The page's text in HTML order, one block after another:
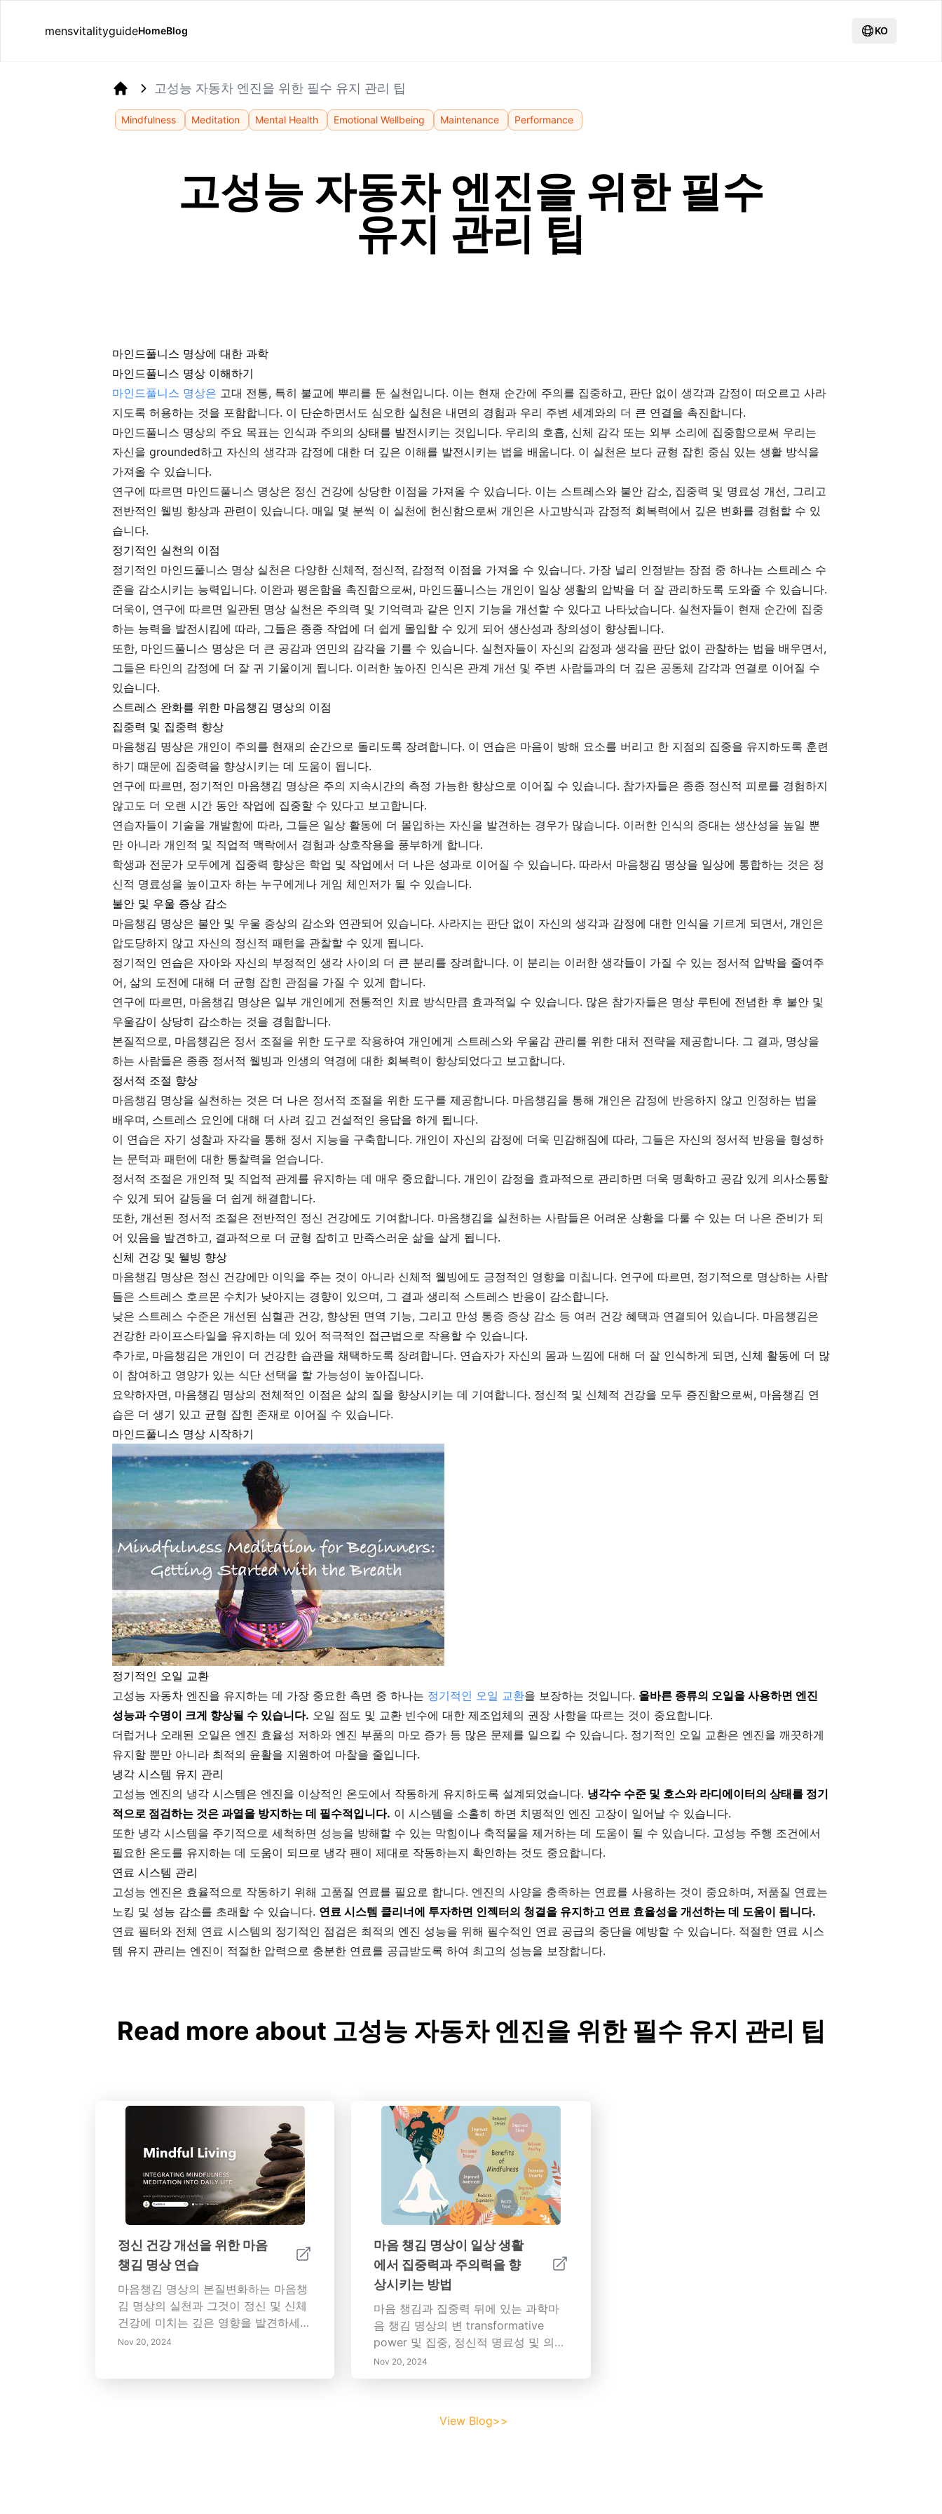
mensvitalityguideHomeBlog KO
고성능 자동차 엔진을 위한 필수 유지 관리 팁
Mindfulness Meditation Mental Health Emotional Wellbeing Maintenance Performance
고성능 자동차 엔진을 위한 필수
유지 관리 팁
마인드풀니스 명상에 대한 과학
마인드풀니스 명상 이해하기
마인드풀니스 명상은 고대 전통, 특히 불교에 뿌리를 둔 실천입니다. 이는 현재 순간에 주의를 집중하고, 판단 없이 생각과 감정이 떠오르고 사라
지도록 허용하는 것을 포함합니다. 이 단순하면서도 심오한 실천은 내면의 경험과 우리 주변 세계와의 더 큰 연결을 촉진합니다.
마인드풀니스 명상의 주요 목표는 인식과 주의의 상태를 발전시키는 것입니다. 우리의 호흡, 신체 감각 또는 외부 소리에 집중함으로써 우리는
자신을 grounded하고 자신의 생각과 감정에 대한 더 깊은 이해를 발전시키는 법을 배웁니다. 이 실천은 보다 균형 잡힌 중심 있는 생활 방식을
가져올 수 있습니다.
연구에 따르면 마인드풀니스 명상은 정신 건강에 상당한 이점을 가져올 수 있습니다. 이는 스트레스와 불안 감소, 집중력 및 명료성 개선, 그리고
전반적인 웰빙 향상과 관련이 있습니다. 매일 몇 분씩 이 실천에 헌신함으로써 개인은 사고방식과 감정적 회복력에서 깊은 변화를 경험할 수 있
습니다.
정기적인 실천의 이점
정기적인 마인드풀니스 명상 실천은 다양한 신체적, 정신적, 감정적 이점을 가져올 수 있습니다. 가장 널리 인정받는 장점 중 하나는 스트레스 수
준을 감소시키는 능력입니다. 이완과 평온함을 촉진함으로써, 마인드풀니스는 개인이 일상 생활의 압박을 더 잘 관리하도록 도와줄 수 있습니다.
더욱이, 연구에 따르면 일관된 명상 실천은 주의력 및 기억력과 같은 인지 기능을 개선할 수 있다고 나타났습니다. 실천자들이 현재 순간에 집중
하는 능력을 발전시킴에 따라, 그들은 종종 작업에 더 쉽게 몰입할 수 있게 되어 생산성과 창의성이 향상됩니다.
또한, 마인드풀니스 명상은 더 큰 공감과 연민의 감각을 기를 수 있습니다. 실천자들이 자신의 감정과 생각을 판단 없이 관찰하는 법을 배우면서,
그들은 타인의 감정에 더 잘 귀 기울이게 됩니다. 이러한 높아진 인식은 관계 개선 및 주변 사람들과의 더 깊은 공동체 감각과 연결로 이어질 수
있습니다.
스트레스 완화를 위한 마음챙김 명상의 이점
집중력 및 집중력 향상
마음챙김 명상은 개인이 주의를 현재의 순간으로 돌리도록 장려합니다. 이 연습은 마음이 방해 요소를 버리고 한 지점의 집중을 유지하도록 훈련
하기 때문에 집중력을 향상시키는 데 도움이 됩니다.
연구에 따르면, 정기적인 마음챙김 명상은 주의 지속시간의 측정 가능한 향상으로 이어질 수 있습니다. 참가자들은 종종 정신적 피로를 경험하지
않고도 더 오랜 시간 동안 작업에 집중할 수 있다고 보고합니다.
연습자들이 기술을 개발함에 따라, 그들은 일상 활동에 더 몰입하는 자신을 발견하는 경우가 많습니다. 이러한 인식의 증대는 생산성을 높일 뿐
만 아니라 개인적 및 직업적 맥락에서 경험과 상호작용을 풍부하게 합니다.
학생과 전문가 모두에게 집중력 향상은 학업 및 작업에서 더 나은 성과로 이어질 수 있습니다. 따라서 마음챙김 명상을 일상에 통합하는 것은 정
신적 명료성을 높이고자 하는 누구에게나 게임 체인저가 될 수 있습니다.
불안 및 우울 증상 감소
마음챙김 명상은 불안 및 우울 증상의 감소와 연관되어 있습니다. 사라지는 판단 없이 자신의 생각과 감정에 대한 인식을 기르게 되면서, 개인은
압도당하지 않고 자신의 정신적 패턴을 관찰할 수 있게 됩니다.
정기적인 연습은 자아와 자신의 부정적인 생각 사이의 더 큰 분리를 장려합니다. 이 분리는 이러한 생각들이 가질 수 있는 정서적 압박을 줄여주
어, 삶의 도전에 대해 더 균형 잡힌 관점을 가질 수 있게 합니다.
연구에 따르면, 마음챙김 명상은 일부 개인에게 전통적인 치료 방식만큼 효과적일 수 있습니다. 많은 참가자들은 명상 루틴에 전념한 후 불안 및
우울감이 상당히 감소하는 것을 경험합니다.
본질적으로, 마음챙김은 정서 조절을 위한 도구로 작용하여 개인에게 스트레스와 우울감 관리를 위한 대처 전략을 제공합니다. 그 결과, 명상을
하는 사람들은 종종 정서적 웰빙과 인생의 역경에 대한 회복력이 향상되었다고 보고합니다.
정서적 조절 향상
마음챙김 명상을 실천하는 것은 더 나은 정서적 조절을 위한 도구를 제공합니다. 마음챙김을 통해 개인은 감정에 반응하지 않고 인정하는 법을
배우며, 스트레스 요인에 대해 더 사려 깊고 건설적인 응답을 하게 됩니다.
이 연습은 자기 성찰과 자각을 통해 정서 지능을 구축합니다. 개인이 자신의 감정에 더욱 민감해짐에 따라, 그들은 자신의 정서적 반응을 형성하
는 문턱과 패턴에 대한 통찰력을 얻습니다.
정서적 조절은 개인적 및 직업적 관계를 유지하는 데 매우 중요합니다. 개인이 감정을 효과적으로 관리하면 더욱 명확하고 공감 있게 의사소통할
수 있게 되어 갈등을 더 쉽게 해결합니다.
또한, 개선된 정서적 조절은 전반적인 정신 건강에도 기여합니다. 마음챙김을 실천하는 사람들은 어려운 상황을 다룰 수 있는 더 나은 준비가 되
어 있음을 발견하고, 결과적으로 더 균형 잡히고 만족스러운 삶을 살게 됩니다.
신체 건강 및 웰빙 향상
마음챙김 명상은 정신 건강에만 이익을 주는 것이 아니라 신체적 웰빙에도 긍정적인 영향을 미칩니다. 연구에 따르면, 정기적으로 명상하는 사람
들은 스트레스 호르몬 수치가 낮아지는 경향이 있으며, 그 결과 생리적 스트레스 반응이 감소합니다.
낮은 스트레스 수준은 개선된 심혈관 건강, 향상된 면역 기능, 그리고 만성 통증 증상 감소 등 여러 건강 혜택과 연결되어 있습니다. 마음챙김은
건강한 라이프스타일을 유지하는 데 있어 적극적인 접근법으로 작용할 수 있습니다.
추가로, 마음챙김은 개인이 더 건강한 습관을 채택하도록 장려합니다. 연습자가 자신의 몸과 느낌에 대해 더 잘 인식하게 되면, 신체 활동에 더 많
이 참여하고 영양가 있는 식단 선택을 할 가능성이 높아집니다.
요약하자면, 마음챙김 명상의 전체적인 이점은 삶의 질을 향상시키는 데 기여합니다. 정신적 및 신체적 건강을 모두 증진함으로써, 마음챙김 연
습은 더 생기 있고 균형 잡힌 존재로 이어질 수 있습니다.
마인드풀니스 명상 시작하기
정기적인 오일 교환
고성능 자동차 엔진을 유지하는 데 가장 중요한 측면 중 하나는 정기적인 오일 교환을 보장하는 것입니다. 올바른 종류의 오일을 사용하면 엔진
성능과 수명이 크게 향상될 수 있습니다. 오일 점도 및 교환 빈수에 대한 제조업체의 권장 사항을 따르는 것이 중요합니다.
더럽거나 오래된 오일은 엔진 효율성 저하와 엔진 부품의 마모 증가 등 많은 문제를 일으킬 수 있습니다. 정기적인 오일 교환은 엔진을 깨끗하게
유지할 뿐만 아니라 최적의 윤활을 지원하여 마찰을 줄입니다.
냉각 시스템 유지 관리
고성능 엔진의 냉각 시스템은 엔진을 이상적인 온도에서 작동하게 유지하도록 설계되었습니다. 냉각수 수준 및 호스와 라디에이터의 상태를 정기
적으로 점검하는 것은 과열을 방지하는 데 필수적입니다. 이 시스템을 소홀히 하면 치명적인 엔진 고장이 일어날 수 있습니다.
또한 냉각 시스템을 주기적으로 세척하면 성능을 방해할 수 있는 막힘이나 축적물을 제거하는 데 도움이 될 수 있습니다. 고성능 주행 조건에서
필요한 온도를 유지하는 데 도움이 되므로 냉각 팬이 제대로 작동하는지 확인하는 것도 중요합니다.
연료 시스템 관리
고성능 엔진은 효율적으로 작동하기 위해 고품질 연료를 필요로 합니다. 엔진의 사양을 충족하는 연료를 사용하는 것이 중요하며, 저품질 연료는
노킹 및 성능 감소를 초래할 수 있습니다. 연료 시스템 클리너에 투자하면 인젝터의 청결을 유지하고 연료 효율성을 개선하는 데 도움이 됩니다.
연료 필터와 전체 연료 시스템의 정기적인 점검은 최적의 엔진 성능을 위해 필수적인 연료 공급의 중단을 예방할 수 있습니다. 적절한 연료 시스
템 유지 관리는 엔진이 적절한 압력으로 충분한 연료를 공급받도록 하여 최고의 성능을 보장합니다.
Read more about 고성능 자동차 엔진을 위한 필수 유지 관리 팁
정신 건강 개선을 위한 마음
챙김 명상 연습
마음챙김 명상의 본질변화하는 마음챙
김 명상의 실천과 그것이 정신 및 신체
건강에 미치는 깊은 영향을 발견하세
요. 이 포괄적인 가이드는 마음챙김의
Nov 20, 2024
마음 챙김 명상이 일상 생활
에서 집중력과 주의력을 향
상시키는 방법
마음 챙김과 집중력 뒤에 있는 과학마
음 챙김 명상의 변 transformative
power 및 집중, 정신적 명료성 및 의사
결정에 대한 이점에 대해 탐구합니다.
이 포괄적인 기사는 정기적인 연습이
깊이 파고들어 학업 성과를 높이고 근
Nov 20, 2024
View Blog>>